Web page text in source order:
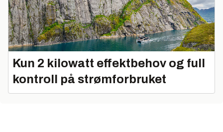
Kun 2 kilowatt effektbehov og full
kontroll på strømforbruket